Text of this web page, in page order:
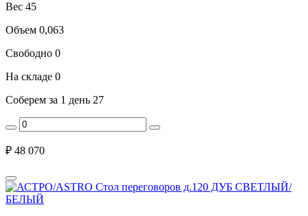
Вес 45
Объем 0,063
Свободно 0
На складе 0
Соберем за 1 день 27
₽ 48 070